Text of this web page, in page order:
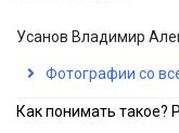
Усанов Владимир
Фотографии со
Как понимать такое?